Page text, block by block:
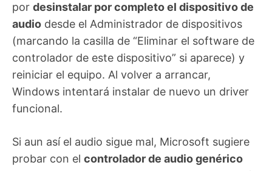
por desinstalar por completo el dispositivo de
audio desde el Administrador de dispositivos
(marcando la casilla de “Eliminar el software de
controlador de este dispositivo” si aparece) y
reiniciar el equipo. Al volver a arrancar,
Windows intentará instalar de nuevo un driver
funcional.
Si aun así el audio sigue mal, Microsoft sugiere
probar con el controlador de audio genérico